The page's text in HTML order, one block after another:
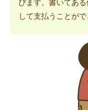
びます。書いてあ
して支払うことが